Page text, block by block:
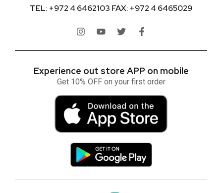
TEL: +972 4 6462103 FAX: +972 4 6465029
Experience out store APP on mobile
Get 10% OFF on your first order